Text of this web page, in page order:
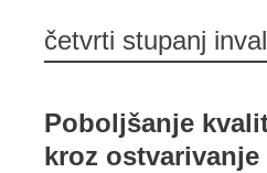
četvrti stupanj
Poboljšanje
kroz